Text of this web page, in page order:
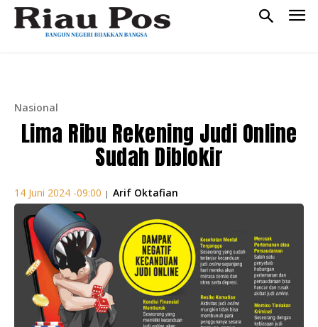
Nasional
Lima Ribu Rekening Judi Online
Sudah Diblokir
14 Juni 2024 -09:00 | Arif Oktafian